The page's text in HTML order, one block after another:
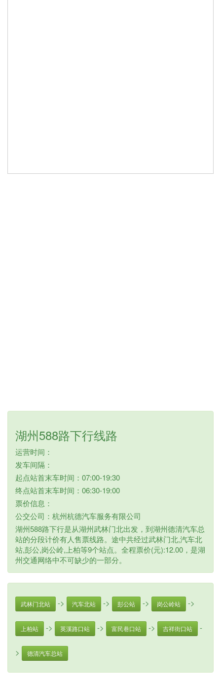
湖州588路下行线路
运营时间：
发车间隔：
起点站首末车时间：07:00-19:30
终点站首末车时间：06:30-19:00
票价信息：
公交公司：杭州杭德汽车服务有限公司
湖州588路下行是从湖州武林门北出发，到湖州德清汽车总
站的分段计价有人售票线路。途中共经过武林门北,汽车北
站,彭公,岗公岭,上柏等9个站点。全程票价(元):12.00，是湖
州交通网络中不可缺少的一部分。
武林门北站 -> 汽车北站 -> 彭公站 -> 岗公岭站 ->
上柏站 -> 英溪路口站 -> 富民巷口站 -> 吉祥街口站 -
> 德清汽车总站